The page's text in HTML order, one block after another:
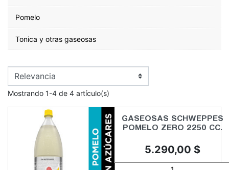
Pomelo
Tonica y otras gaseosas
Mostrando 1-4 de 4 artículo(s)
GASEOSAS SCHWEPPES
POMELO ZERO 2250 CC.
Precio
5.290,00 $